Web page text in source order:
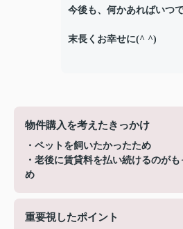
今後も、何かあればいつ
末長くお幸せに(^ ^)
物件購入を考えたきっかけ
・ペットを飼いたかったため
・老後に賃貸料を払い続けるのが
め
重要視したポイント